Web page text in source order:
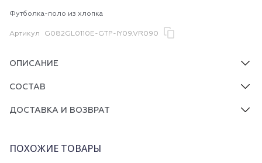
Футболка-поло из хлопка
Артикул G082GL0110E-GTP-IY09.VR090
ОПИСАНИЕ
СОСТАВ
ДОСТАВКА И ВОЗВРАТ
ПОХОЖИЕ ТОВАРЫ